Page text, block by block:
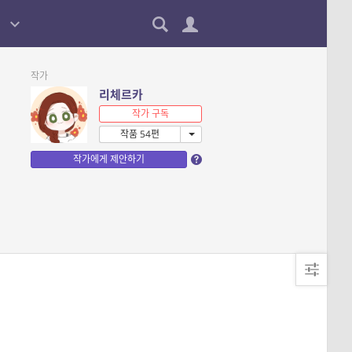
작가
리체르카
작가 구독
작품 54편
작가에게 제안하기